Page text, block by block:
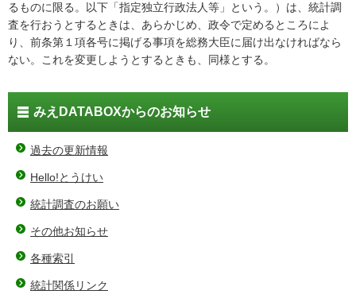
るものに限る。以下「指定独立行政法人等」という。）は、統計調
査を行おうとするときは、あらかじめ、政令で定めるところによ
り、前条第１項各号に掲げる事項を総務大臣に届け出なければなら
ない。これを変更しようとするときも、同様とする。
みえDATABOXからのお知らせ
過去の更新情報
Hello!とうけい
統計調査のお願い
その他お知らせ
各種索引
統計関係リンク